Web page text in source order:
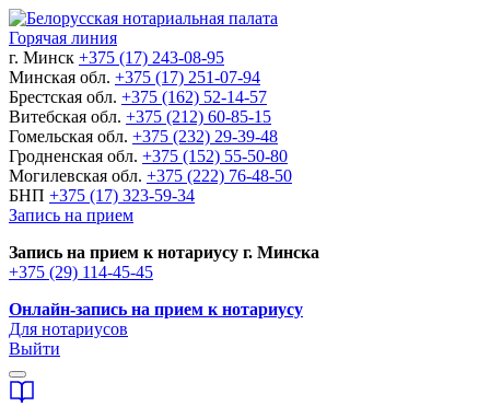
Горячая линия
г. Минск +375 (17) 243-08-95
Минская обл. +375 (17) 251-07-94
Брестская обл. +375 (162) 52-14-57
Витебская обл. +375 (212) 60-85-15
Гомельская обл. +375 (232) 29-39-48
Гродненская обл. +375 (152) 55-50-80
Могилевская обл. +375 (222) 76-48-50
БНП +375 (17) 323-59-34
Запись на прием
Запись на прием к нотариусу г. Минска
+375 (29) 114-45-45
Онлайн-запись на прием к нотариусу
Для нотариусов
Выйти